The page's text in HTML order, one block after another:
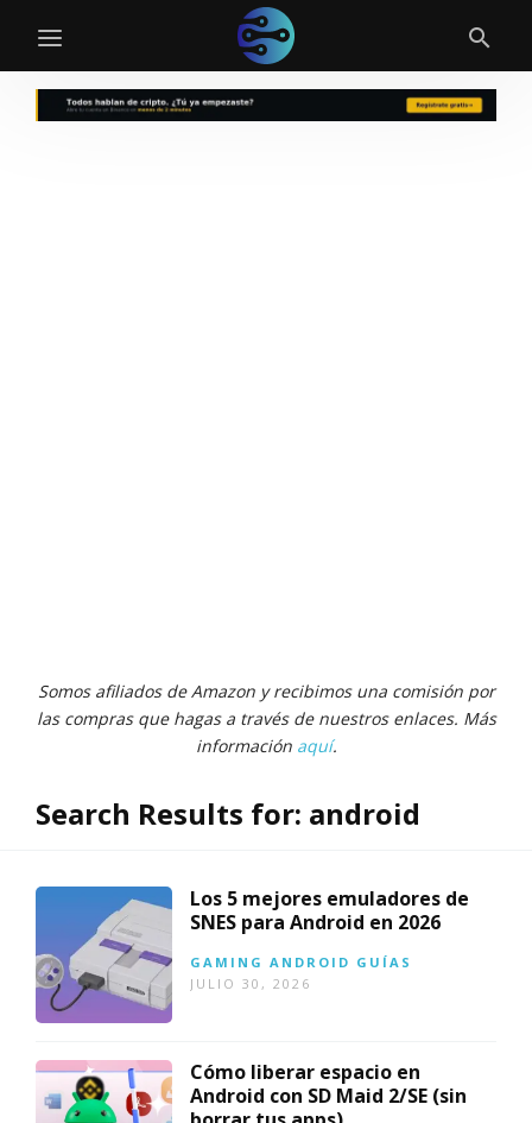
Somos afiliados de Amazon y recibimos una comisión por
las compras que hagas a través de nuestros enlaces. Más
información aquí.
Search Results for: android
Los 5 mejores emuladores de
SNES para Android en 2026
GAMING ANDROID GUÍAS
JULIO 30, 2026
Cómo liberar espacio en
Android con SD Maid 2/SE (sin